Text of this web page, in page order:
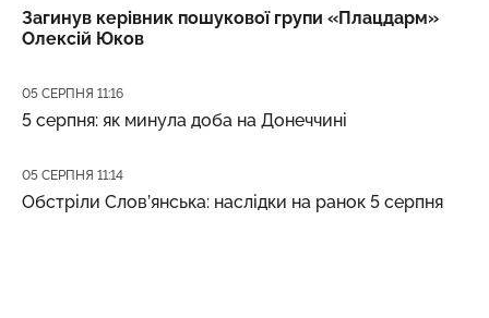
Загинув керівник пошукової групи «Плацдарм»
Олексій Юков
Дата публікації
05 СЕРПНЯ 11:16
5 серпня: як минула доба на Донеччині
Дата публікації
05 СЕРПНЯ 11:14
Обстріли Слов’янська: наслідки на ранок 5 серпня